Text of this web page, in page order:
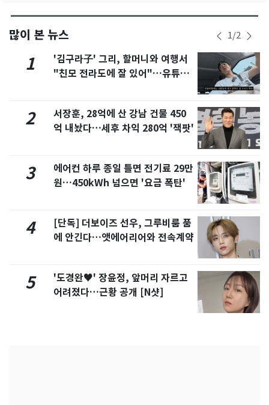
많이 본 뉴스 1/2
1
'김구라子' 그리, 할머니와 여행서
"친모 전라도에 잘 있어"…유튜브
2
서장훈, 28억에 산 강남 건물 450
억 내놨다…세후 차익 280억 '잭팟'
3
에어컨 하루 종일 틀면 전기료 29만
원…450kWh 넘으면 '요금 폭탄'
4
[단독] 더보이즈 선우, 그루비룸 품
에 안긴다…앳에어리어와 전속계약
5
'도경완♥' 장윤정, 앞머리 자르고
어려졌다…근황 공개 [N샷]